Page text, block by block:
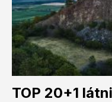
TOP 20+1